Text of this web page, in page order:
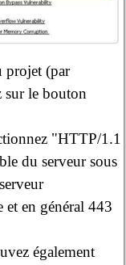
projet (par
sur le bouton
"HTTP/1.1
du serveur sous
en général 443
également